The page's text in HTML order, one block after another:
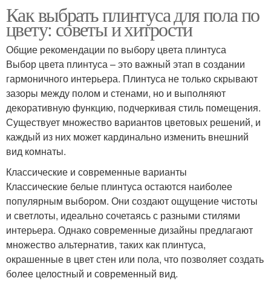
Как выбрать плинтуса для пола по
цвету: советы и хитрости
Общие рекомендации по выбору цвета плинтуса
Выбор цвета плинтуса – это важный этап в создании
гармоничного интерьера. Плинтуса не только скрывают
зазоры между полом и стенами, но и выполняют
декоративную функцию, подчеркивая стиль помещения.
Существует множество вариантов цветовых решений, и
каждый из них может кардинально изменить внешний
вид комнаты.
Классические и современные варианты
Классические белые плинтуса остаются наиболее
популярным выбором. Они создают ощущение чистоты
и светлоты, идеально сочетаясь с разными стилями
интерьера. Однако современные дизайны предлагают
множество альтернатив, таких как плинтуса,
окрашенные в цвет стен или пола, что позволяет создать
более целостный и современный вид.